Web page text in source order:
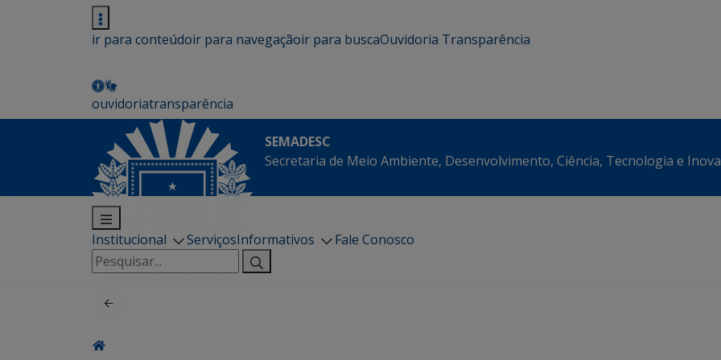
ir para conteúdoir para navegaçãoir para buscaOuvidoria Transparência
ouvidoriatransparência
SEMADESC
Secretaria de Meio Ambiente, Desenvolvimento, Ciência, Tecnologia e
Institucional ServiçosInformativos
Fale Conosco
Pesquisar
por: